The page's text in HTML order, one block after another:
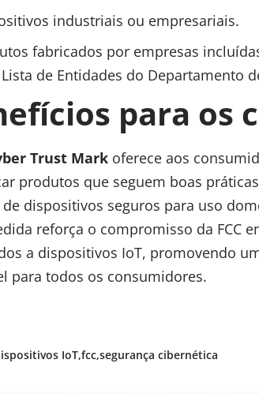
industriais ou empresariais.
fabricados por empresas
de Entidades do Departamento
para os
Trust Mark oferece aos
produtos que seguem boas
de dispositivos seguros para uso
reforça o compromisso da FCC
a dispositivos IoT, promovendo
para todos os consumidores.
IoT fcc segurança cibernética